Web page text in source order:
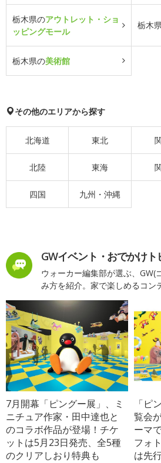
栃木県のアウトレット・ショ
ッピングモール
栃木
栃木県の美術館
その他のエリアから探す
北海道 東北
北陸 東海
四国 九州・沖縄
GWイベント・おでかけト
ウォーカー編集部が選ぶ、GW(
み方を紹介。家で楽しめるコン
7月開幕「ピングー展」、ミ
ニチュア作家・田中達也と
のコラボ作品が登場！チケ
ットは5月23日発売、全5種
のクリアしおり特典も
「ピ
覧会
ーマ
フォ
は先